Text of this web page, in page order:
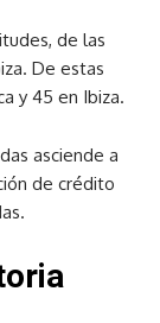
de las
De estas
y 45 en Ibiza.
asciende a
de crédito